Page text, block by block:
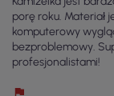
porę roku. Materiał
komputerowy
bezproblemowy.
profesjonalistami!